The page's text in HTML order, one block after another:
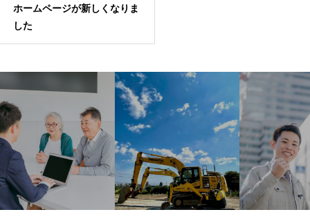
ホームページが新しくなりま
した